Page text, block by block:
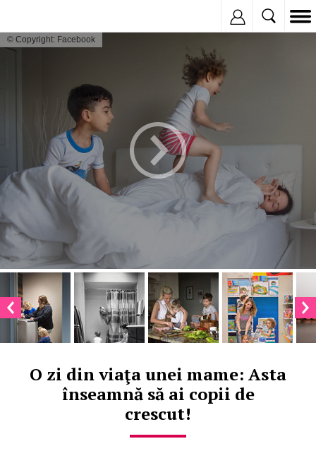
© Copyright: Facebook
O zi din viaţa unei mame: Asta
înseamnă să ai copii de
crescut!